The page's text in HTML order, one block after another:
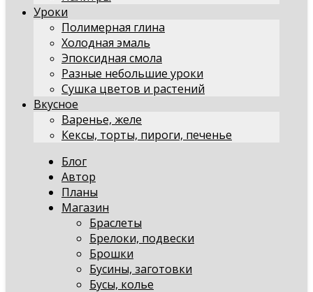
Уроки
Полимерная глина
Холодная эмаль
Эпоксидная смола
Разные небольшие уроки
Сушка цветов и растений
Вкусное
Варенье, желе
Кексы, торты, пироги, печенье
Блог
Автор
Планы
Магазин
Браслеты
Брелоки, подвески
Брошки
Бусины, заготовки
Бусы, колье